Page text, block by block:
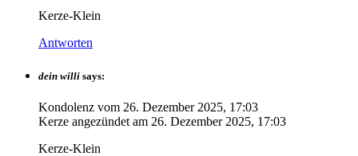
Kerze-Klein
Antworten
dein willi says:
Kondolenz vom 26. Dezember 2025, 17:03
Kerze angezündet am 26. Dezember 2025, 17:03
Kerze-Klein